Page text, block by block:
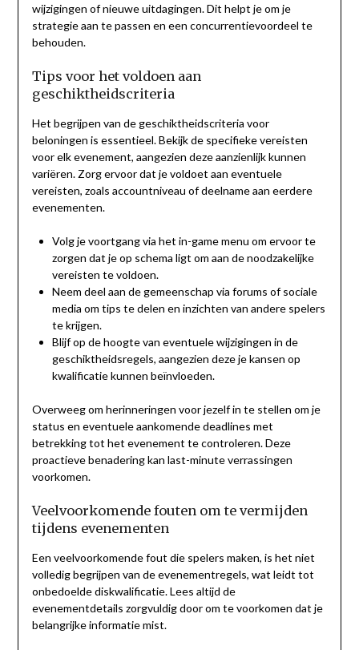
wijzigingen of nieuwe uitdagingen. Dit helpt je om je
strategie aan te passen en een concurrentievoordeel te
behouden.
Tips voor het voldoen aan
geschiktheidscriteria
Het begrijpen van de geschiktheidscriteria voor
beloningen is essentieel. Bekijk de specifieke vereisten
voor elk evenement, aangezien deze aanzienlijk kunnen
variëren. Zorg ervoor dat je voldoet aan eventuele
vereisten, zoals accountniveau of deelname aan eerdere
evenementen.
Volg je voortgang via het in-game menu om ervoor te
zorgen dat je op schema ligt om aan de noodzakelijke
vereisten te voldoen.
Neem deel aan de gemeenschap via forums of sociale
media om tips te delen en inzichten van andere spelers
te krijgen.
Blijf op de hoogte van eventuele wijzigingen in de
geschiktheidsregels, aangezien deze je kansen op
kwalificatie kunnen beïnvloeden.
Overweeg om herinneringen voor jezelf in te stellen om je
status en eventuele aankomende deadlines met
betrekking tot het evenement te controleren. Deze
proactieve benadering kan last-minute verrassingen
voorkomen.
Veelvoorkomende fouten om te vermijden
tijdens evenementen
Een veelvoorkomende fout die spelers maken, is het niet
volledig begrijpen van de evenementregels, wat leidt tot
onbedoelde diskwalificatie. Lees altijd de
evenementdetails zorgvuldig door om te voorkomen dat je
belangrijke informatie mist.